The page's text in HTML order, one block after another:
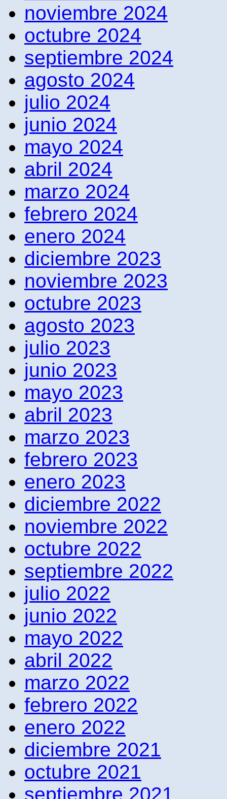
noviembre 2024
octubre 2024
septiembre 2024
agosto 2024
julio 2024
junio 2024
mayo 2024
abril 2024
marzo 2024
febrero 2024
enero 2024
diciembre 2023
noviembre 2023
octubre 2023
agosto 2023
julio 2023
junio 2023
mayo 2023
abril 2023
marzo 2023
febrero 2023
enero 2023
diciembre 2022
noviembre 2022
octubre 2022
septiembre 2022
julio 2022
junio 2022
mayo 2022
abril 2022
marzo 2022
febrero 2022
enero 2022
diciembre 2021
octubre 2021
septiembre 2021